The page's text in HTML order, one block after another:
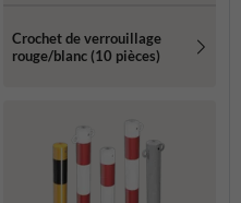
Crochet de verrouillage
rouge/blanc (10 pièces)